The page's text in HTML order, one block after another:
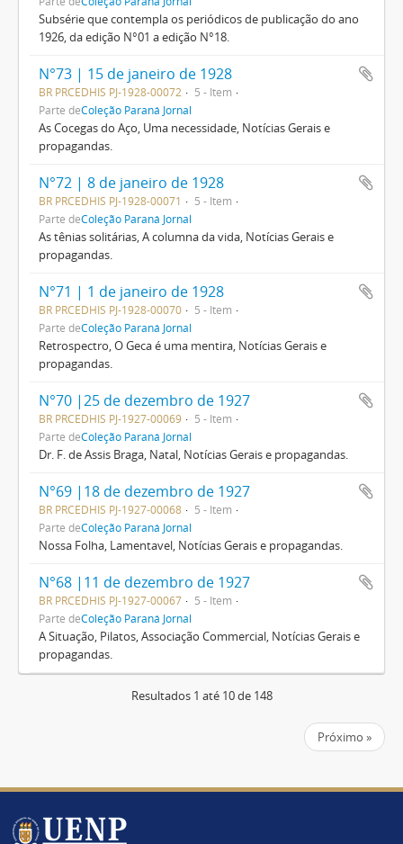
Subsérie que contempla os periódicos de publicação do ano
1926, da edição N°01 a edição N°18.
N°73 | 15 de janeiro de 1928
BR PRCEDHIS PJ-1928-00072
5 - Item
Parte deColeção Paraná Jornal
As Cocegas do Aço, Uma necessidade, Notícias Gerais e
propagandas.
N°72 | 8 de janeiro de 1928
BR PRCEDHIS PJ-1928-00071
5 - Item
Parte deColeção Paraná Jornal
As tênias solitárias, A columna da vida, Notícias Gerais e
propagandas.
N°71 | 1 de janeiro de 1928
BR PRCEDHIS PJ-1928-00070
5 - Item
Parte deColeção Paraná Jornal
Retrospectro, O Geca é uma mentira, Notícias Gerais e
propagandas.
N°70 |25 de dezembro de 1927
BR PRCEDHIS PJ-1927-00069
5 - Item
Parte deColeção Paraná Jornal
Dr. F. de Assis Braga, Natal, Notícias Gerais e propagandas.
N°69 |18 de dezembro de 1927
BR PRCEDHIS PJ-1927-00068
5 - Item
Parte deColeção Paraná Jornal
Nossa Folha, Lamentavel, Notícias Gerais e propagandas.
N°68 |11 de dezembro de 1927
BR PRCEDHIS PJ-1927-00067
5 - Item
Parte deColeção Paraná Jornal
A Situação, Pilatos, Associação Commercial, Notícias Gerais e
propagandas.
Resultados 1 até 10 de 148
Próximo »